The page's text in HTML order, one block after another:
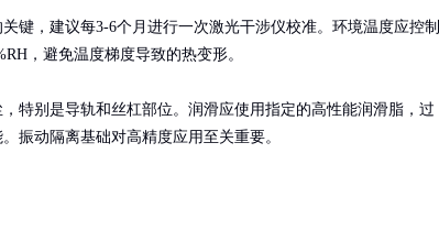
键，建议每3-6个月进行一次激光干涉仪校准。环境温度应控制
，避免温度梯度导致的热变形。
特别是导轨和丝杠部位。润滑应使用指定的高性能润滑脂，过
振动隔离基础对高精度应用至关重要。